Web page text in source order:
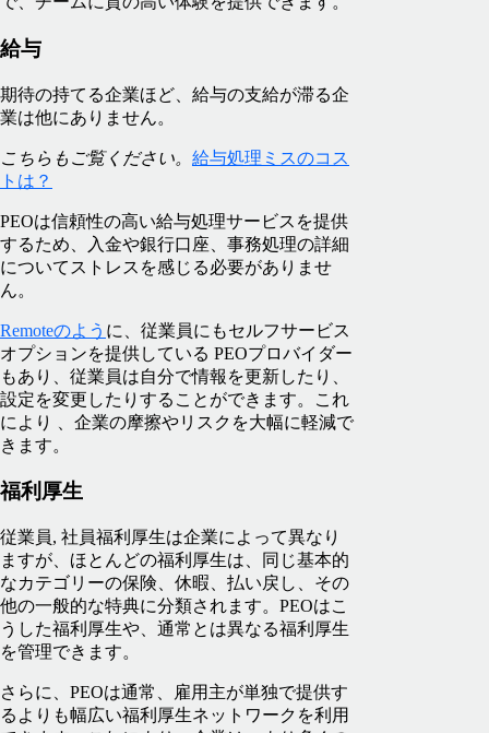
給与
期待の持てる企業ほど、給与の支給が滞る企
業は他にありません。
こちらもご覧ください。 給与処理ミスのコス
トは？
PEOは信頼性の高い給与処理サービスを提供
するため、入金や銀行口座、事務処理の詳細
についてストレスを感じる必要がありませ
ん。
Remoteのよう に、従業員にもセルフサービス
オプションを提供している PEOプロバイダー
もあり、従業員は自分で情報を更新したり、
設定を変更したりすることができます。これ
により 、企業の摩擦やリスクを大幅に軽減で
きます。
福利厚生
従業員, 社員福利厚生は企業によって異なり
ますが、ほとんどの福利厚生は、同じ基本的
なカテゴリーの保険、休暇、払い戻し、その
他の一般的な特典に分類されます。PEOはこ
うした福利厚生や、通常とは異なる福利厚生
を管理できます。
さらに、PEOは通常、雇用主が単独で提供す
るよりも幅広い福利厚生ネットワークを利用